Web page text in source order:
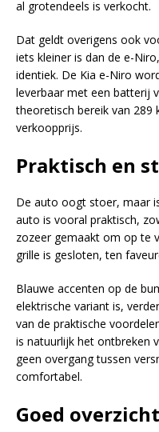
al grotendeels is verkocht.
Dat geldt overigens ook
iets kleiner is dan de e-
identiek. De Kia e-Niro
leverbaar met een batterij
theoretisch bereik van 289
verkoopprijs.
Praktisch en
De auto oogt stoer, maar
auto is vooral praktisch,
zozeer gemaakt om op te
grille is gesloten, ten
Blauwe accenten op de
elektrische variant is,
van de praktische
is natuurlijk het ontbreken
geen overgang tussen
comfortabel.
Goed overzicht